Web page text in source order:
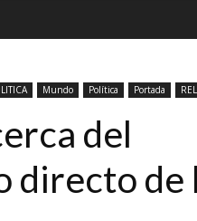
Mundo Política Portada
del
directo de